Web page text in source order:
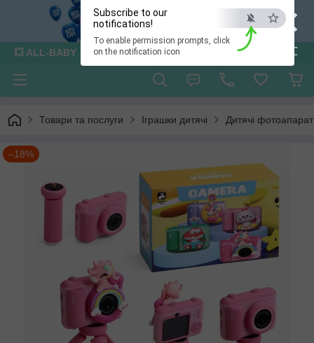
×
ESC
Subscribe to our
notifications!
To enable permission prompts, click
on the notification icon
💥 ALL-BABY - інтернет - магазин товарів для дітей
Товари та послуги Іграшки дитячі Дитячі
–18%